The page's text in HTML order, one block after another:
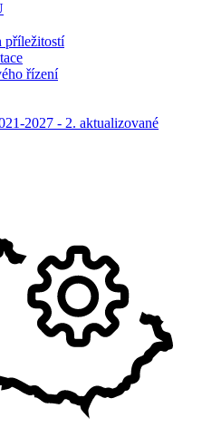
příležitostí
řízení
2027 - 2. aktualizované